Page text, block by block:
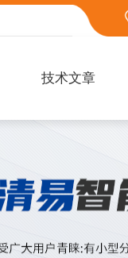
技术文章